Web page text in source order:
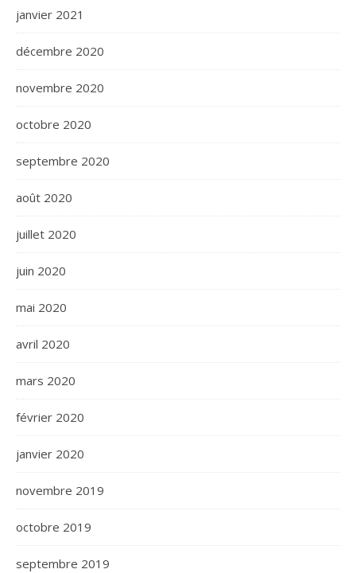
janvier 2021
décembre 2020
novembre 2020
octobre 2020
septembre 2020
août 2020
juillet 2020
juin 2020
mai 2020
avril 2020
mars 2020
février 2020
janvier 2020
novembre 2019
octobre 2019
septembre 2019